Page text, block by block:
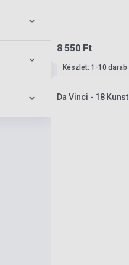
8 550 Ft
Készlet: 1-10 darab
Da Vinci - 18